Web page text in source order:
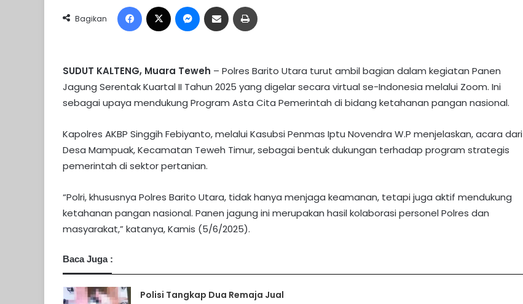
Bagikan
Facebook Messenger
Share via Email
SUDUT KALTENG, Muara Teweh – Polres Barito Utara turut ambil bagian dalam kegiatan Panen
Jagung Serentak Kuartal II Tahun 2025 yang digelar secara virtual se-Indonesia melalui Zoom. Ini
sebagai upaya mendukung Program Asta Cita Pemerintah di bidang ketahanan pangan nasional.
Kapolres AKBP Singgih Febiyanto, melalui Kasubsi Penmas Iptu Novendra W.P menjelaskan, acara dari
Desa Mampuak, Kecamatan Teweh Timur, sebagai bentuk dukungan terhadap program strategis
pemerintah di sektor pertanian.
“Polri, khususnya Polres Barito Utara, tidak hanya menjaga keamanan, tetapi juga aktif mendukung
ketahanan pangan nasional. Panen jagung ini merupakan hasil kolaborasi personel Polres dan
masyarakat,” katanya, Kamis (5/6/2025).
Baca Juga :
Polisi Tangkap Dua Remaja Jual